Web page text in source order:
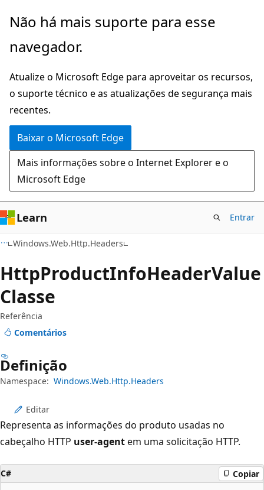
Pular
o
principal
Ignore
passe
a
navegação
na
página
Não há mais suporte para esse
navegador.
Atualize o Microsoft Edge para aproveitar os recursos,
o suporte técnico e as atualizações de segurança mais
recentes.
Baixar o Microsoft Edge
Mais informações sobre o Internet Explorer e o
Microsoft Edge
Learn Entrar
Windows.Web.Http.Headers
HttpProductInfoHeaderValue
Classe
Referência
Comentários
Definição
Namespace: Windows.Web.Http.Headers
Editar
Representa as informações do produto usadas no
cabeçalho HTTP user-agentem uma solicitação HTTP.
C# Copiar